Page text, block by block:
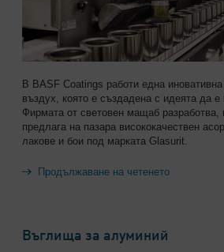
В BASF Coatings работи една иновативна
въздух, която е създадена с идеята да е
Фирмата от световен мащаб разработва,
предлага на пазара висококачествен
лакове и бои под марката Glasurit.
Продължаване на четенето
Въглища за алуминий